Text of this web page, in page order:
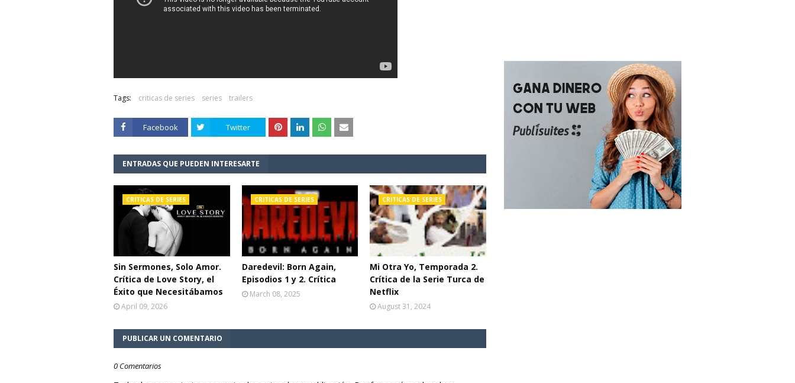
Tags: criticas de series series trailers
Facebook Twitter
ENTRADAS QUE PUEDEN INTERESARTE
CRITICAS DE SERIES
Sin Sermones, Solo Amor.
Crítica de Love Story, el
Éxito que Necesitábamos
April 09, 2026
CRITICAS DE SERIES
Daredevil: Born Again,
Episodios 1 y 2. Crítica
March 08, 2025
CRITICAS DE SERIES
Mi Otra Yo, Temporada 2.
Crítica de la Serie Turca de
Netflix
August 31, 2024
PUBLICAR UN COMENTARIO
0 Comentarios